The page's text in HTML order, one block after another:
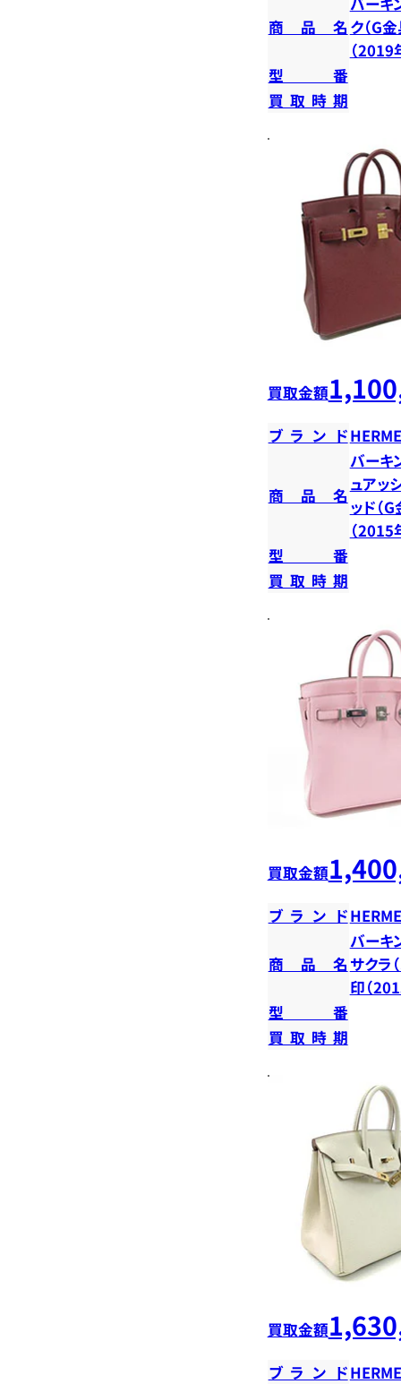
商品名 ク（G
（2019
型番
買取時期
買取金額
ブランド
商品名
バーキ
ュアッ
ッド（
（2015
型番
買取時期
買取金額
ブランド
商品名
バーキ
サクラ
印（
型番
買取時期
買取金額
ブランド